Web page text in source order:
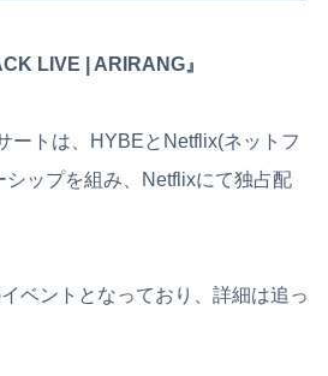
LIVE | ARIRANG』
ートは、HYBEとNetflix(ネットフ
シップを組み、Netflixにて独占配
ベントとなっており、詳細は追っ